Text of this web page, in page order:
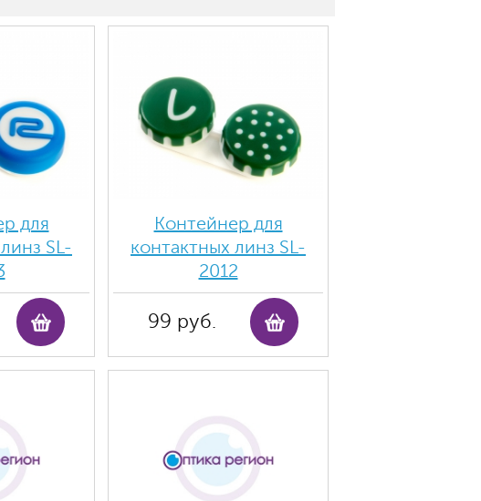
для
SL-
Контейнер для
контактных линз SL-
2012
99 руб.